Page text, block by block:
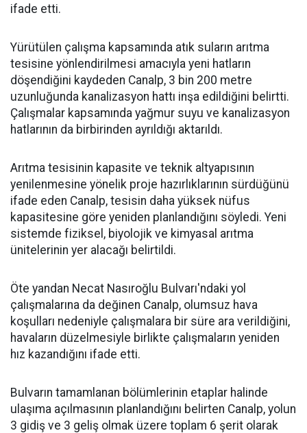
ifade etti.
Yürütülen çalışma kapsamında atık suların arıtma
tesisine yönlendirilmesi amacıyla yeni hatların
döşendiğini kaydeden Canalp, 3 bin 200 metre
uzunluğunda kanalizasyon hattı inşa edildiğini belirtti.
Çalışmalar kapsamında yağmur suyu ve kanalizasyon
hatlarının da birbirinden ayrıldığı aktarıldı.
Arıtma tesisinin kapasite ve teknik altyapısının
yenilenmesine yönelik proje hazırlıklarının sürdüğünü
ifade eden Canalp, tesisin daha yüksek nüfus
kapasitesine göre yeniden planlandığını söyledi. Yeni
sistemde fiziksel, biyolojik ve kimyasal arıtma
ünitelerinin yer alacağı belirtildi.
Öte yandan Necat Nasıroğlu Bulvarı'ndaki yol
çalışmalarına da değinen Canalp, olumsuz hava
koşulları nedeniyle çalışmalara bir süre ara verildiğini,
havaların düzelmesiyle birlikte çalışmaların yeniden
hız kazandığını ifade etti.
Bulvarın tamamlanan bölümlerinin etaplar halinde
ulaşıma açılmasının planlandığını belirten Canalp, yolun
3 gidiş ve 3 geliş olmak üzere toplam 6 şerit olarak